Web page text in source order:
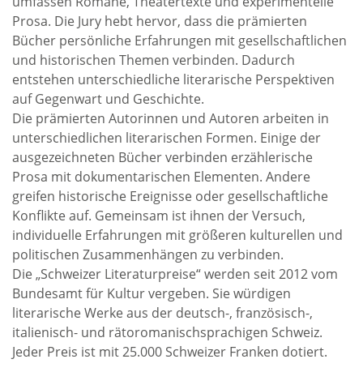
Prosa. Die Jury hebt hervor, dass die prämierten
Bücher persönliche Erfahrungen mit gesellschaftlichen
und historischen Themen verbinden. Dadurch
entstehen unterschiedliche literarische Perspektiven
auf Gegenwart und Geschichte.
Die prämierten Autorinnen und Autoren arbeiten in
unterschiedlichen literarischen Formen. Einige der
ausgezeichneten Bücher verbinden erzählerische
Prosa mit dokumentarischen Elementen. Andere
greifen historische Ereignisse oder gesellschaftliche
Konflikte auf. Gemeinsam ist ihnen der Versuch,
individuelle Erfahrungen mit größeren kulturellen und
politischen Zusammenhängen zu verbinden.
Die „Schweizer Literaturpreise“ werden seit 2012 vom
Bundesamt für Kultur vergeben. Sie würdigen
literarische Werke aus der deutsch-, französisch-,
italienisch- und rätoromanischsprachigen Schweiz.
Jeder Preis ist mit 25.000 Schweizer Franken dotiert.